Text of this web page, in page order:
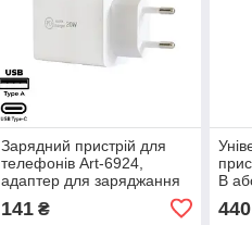
Зарядний пристрій для
телефонів Art-6924,
адаптер для заряджання
телефонів Quick Charge
3.0
141₴
В
440